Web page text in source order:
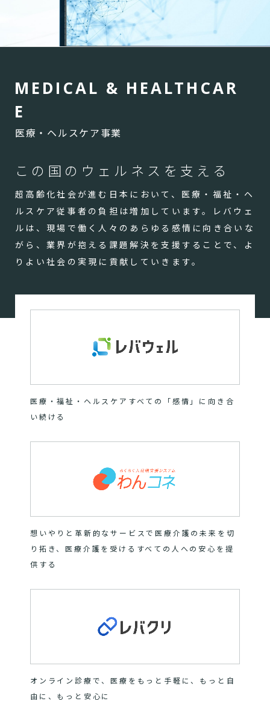
M EDI CAL & H EALTH CAR
E
医療・ヘルスケア事業
この国のウェルネスを支える
超高齢化社会が進む日本において、医療・福祉・ヘ
ルスケア従事者の負担は増加しています。レバウェ
ルは、現場で働く人々のあらゆる感情に向き合いな
がら、業界が抱える課題解決を支援することで、よ
りよい社会の実現に貢献していきます。
医療・福祉・ヘルスケアすべての「感情」に向き合
い続ける
想いやりと革新的なサービスで医療介護の未来を切
り拓き、医療介護を受けるすべての人への安心を提
供する
オンライン診療で、医療をもっと手軽に、もっと自
由に、もっと安心に